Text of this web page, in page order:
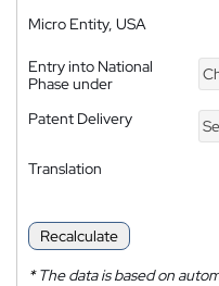
Micro Entity, USA
Entry into National
Phase under
Patent Delivery
Translation
Recalculate
*The data is based on